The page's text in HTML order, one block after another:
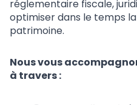
réglementaire fiscale,
optimiser dans le temps
patrimoine.
Nous vous
à travers :